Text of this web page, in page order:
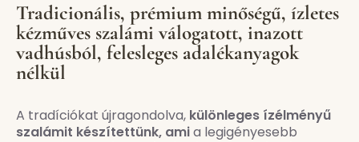
Tradicionális, prémium minőségű, ízletes
kézműves szalámi válogatott, inazott
vadhúsból, felesleges adalékanyagok
nélkül
A tradíciókat újragondolva, különleges ízélményű
szalámit készítettünk, amia legigényesebb